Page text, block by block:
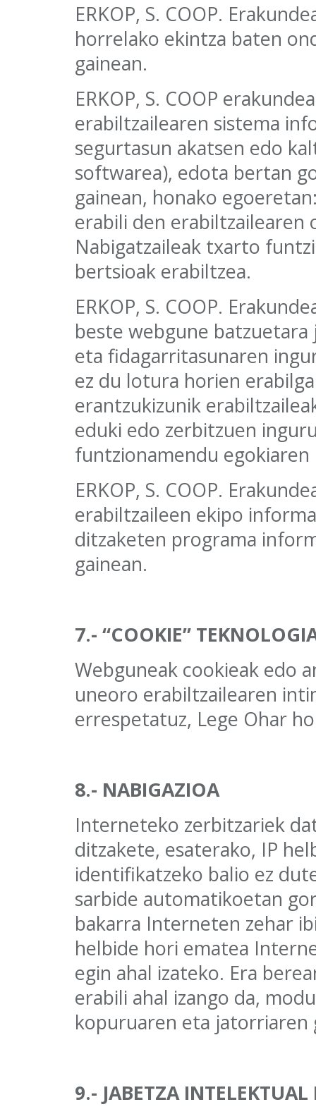
ERKOP, S. COOP.
horrelako ekintza baten
gainean.
ERKOP, S. COOP
erabiltzailearen sistema
segurtasun akatsen edo
softwarea), edota bertan
gainean, honako
erabili den erabiltzailearen
Nabigatzaileak txarto
bertsioak erabiltzea.
ERKOP, S. COOP.
beste webgune
eta fidagarritasunaren
ez du lotura horien
erantzukizunik
eduki edo zerbitzuen
funtzionamendu
ERKOP, S. COOP.
erabiltzaileen ekipo
ditzaketen programa
gainean.
7.- “COOKIE”
Webguneak cookieak edo
uneoro erabiltzailearen
errespetatuz, Lege Ohar
8.- NABIGAZIOA
Interneteko zerbitzariek
ditzakete, esaterako, IP
identifikatzeko balio ez
sarbide automatikoetan
bakarra Interneten zehar
helbide hori ematea
egin ahal izateko. Era
erabili ahal izango da,
kopuruaren eta jatorriaren
9.- JABETZA